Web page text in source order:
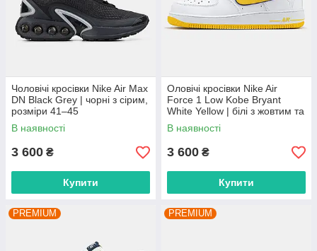
Чоловічі кросівки Nike Air Max
DN Black Grey | чорні з сірим,
розміри 41–45
В наявності
3 600 ₴
Купити
Оловічі кросівки Nike Air
Force 1 Low Kobe Bryant
White Yellow | білі з жовтим та
фіолетовим, розміри 40–45
В наявності
3 600 ₴
Купити
PREMIUM PREMIUM